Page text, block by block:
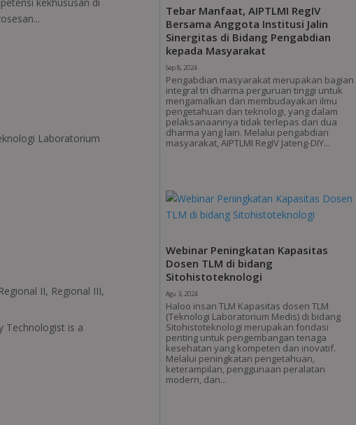
Laboratorium
Regional II, Regional III,
Technologist is a
Tebar Manfaat, AIPTLMI RegIV
Bersama Anggota Institusi Jalin
Sinergitas di Bidang Pengabdian
kepada Masyarakat
Sep 8, 2024
Pengabdian masyarakat merupakan bagian
integral tri dharma perguruan tinggi untuk
mengamalkan dan membudayakan ilmu
pengetahuan dan teknologi, yang dalam
pelaksanaannya tidak terlepas dari dua
dharma yang lain. Melalui pengabdian
masyarakat, AIPTLMI RegIV Jateng-DIY...
Webinar Peningkatan Kapasitas
Dosen TLM di bidang
Sitohistoteknologi
Agu 3, 2024
Haloo insan TLM Kapasitas dosen TLM
(Teknologi Laboratorium Medis) di bidang
Sitohistoteknologi merupakan fondasi
penting untuk pengembangan tenaga
kesehatan yang kompeten dan inovatif.
Melalui peningkatan pengetahuan,
keterampilan, penggunaan peralatan
modern, dan...